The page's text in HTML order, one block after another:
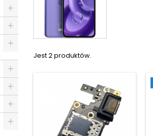
Jest 2 produktów.